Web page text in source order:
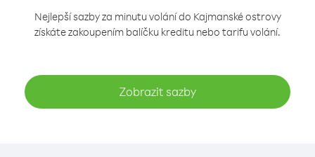
Nejlepší sazby za minutu volání do Kajmanské ostrovy
získáte zakoupením balíčku kreditu nebo tarifu volání.
Zobrazit sazby